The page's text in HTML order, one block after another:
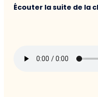
Écouter la suite de la